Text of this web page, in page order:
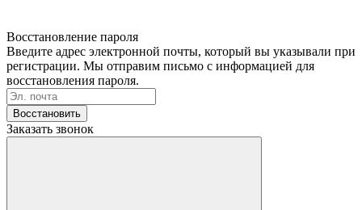
Восстановление пароля
Введите адрес электронной почты, который вы указывали при
регистрации. Мы отправим письмо с информацией для
восстановления пароля.
Восстановить
Заказать звонок